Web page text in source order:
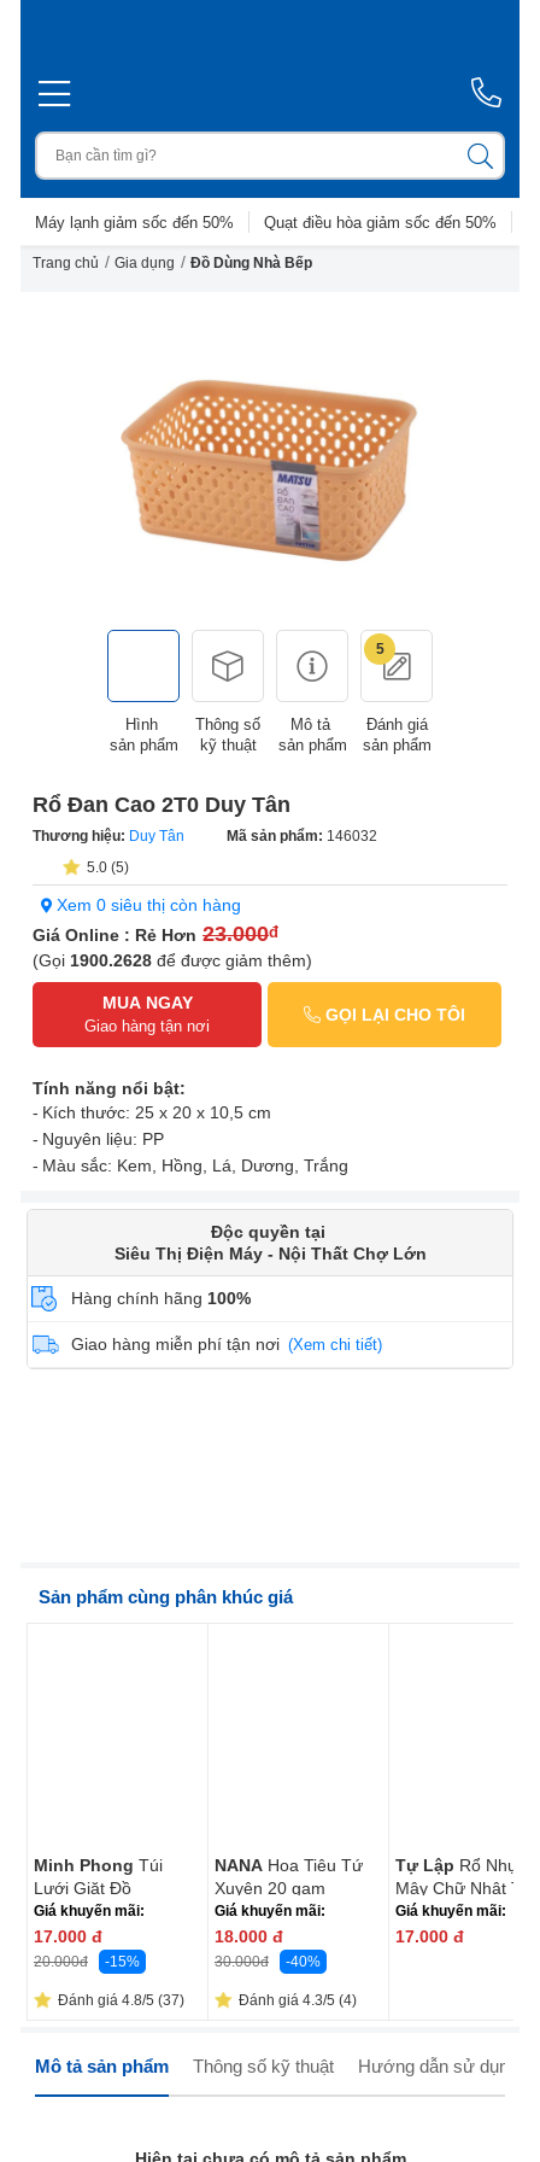
Máy lạnh giảm sốc đến 50% Quạt điều hòa giảm sốc đến 50%
Trang chủ / Gia dụng / Đồ Dùng Nhà Bếp
Hình
sản phẩm
Thông số
kỹ thuật
Mô tả
sản phẩm
5
Đánh giá
sản phẩm
Rổ Đan Cao 2T0 Duy Tân
Thương hiệu: Duy Tân Mã sản phẩm: 146032
5.0 (5)
Xem 0 siêu thị còn hàng
Giá Online : Rẻ Hơn 23.000đ
(Gọi 1900.2628 để được giảm thêm)
MUA NGAY
Giao hàng tận nơi
GỌI LẠI CHO TÔI
Tính năng nổi bật:
Kích thước: 25 x 20 x 10,5 cm
Nguyên liệu: PP
Màu sắc: Kem, Hồng, Lá, Dương, Trắng
Độc quyền tại
Siêu Thị Điện Máy - Nội Thất Chợ Lớn
Hàng chính hãng 100%
Giao hàng miễn phí tận nơi (Xem chi tiết)
Sản phẩm cùng phân khúc giá
Minh Phong Túi
Lưới Giặt Đồ
40x50cm
Giá khuyến mãi:
17.000 đ
20.000đ -15%
Đánh giá 4.8/5 (37)
NANA Hoa Tiêu Tứ
Xuyên 20 gam
Giá khuyến mãi:
18.000 đ
30.000đ -40%
Đánh giá 4.3/5 (4)
Tự Lập Rổ Nhựa
Mây Chữ Nhật
952 25.5CM
Giá khuyến mãi:
17.000 đ
Mô tả sản phẩm Thông số kỹ thuật Hướng dẫn sử dụng